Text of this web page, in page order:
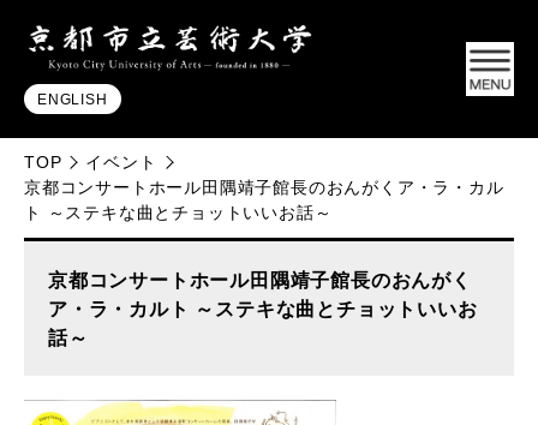
ENGLISH
TOP
イベント
京都コンサートホール田隅靖子館長のおんがくア・ラ・カル
ト ～ステキな曲とチョットいいお話～
京都コンサートホール田隅靖子館長のおんがく
ア・ラ・カルト ～ステキな曲とチョットいいお
話～